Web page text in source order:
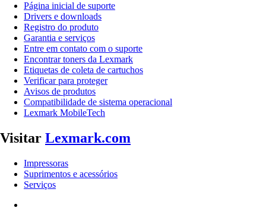
Página inicial de suporte
Drivers e downloads
Registro do produto
Garantia e serviços
Entre em contato com o suporte
Encontrar toners da Lexmark
Etiquetas de coleta de cartuchos
Verificar para proteger
Avisos de produtos
Compatibilidade de sistema operacional
Lexmark MobileTech
Visitar Lexmark.com
Impressoras
Suprimentos e acessórios
Serviços